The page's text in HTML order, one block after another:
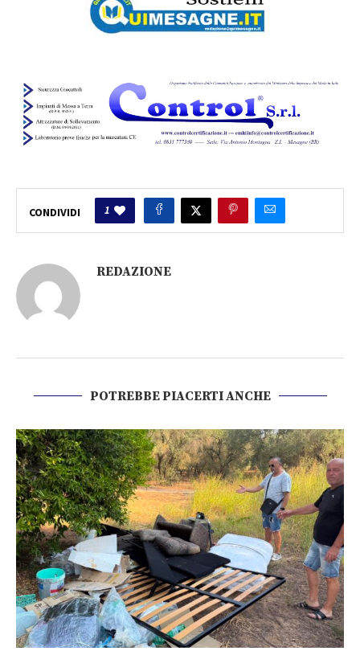
CONDIVIDI 1
REDAZIONE
POTREBBE PIACERTI ANCHE